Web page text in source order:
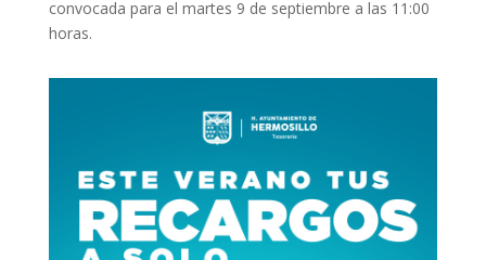
convocada para el martes 9 de septiembre a las 11:00
horas.